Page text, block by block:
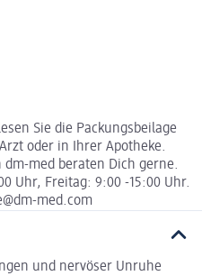
Sie die Packungsbeilage
oder in Ihrer Apotheke.
dm-med beraten Dich gerne.
Uhr, Freitag: 9:00 -15:00 Uhr.
med.com
und nervöser Unruhe